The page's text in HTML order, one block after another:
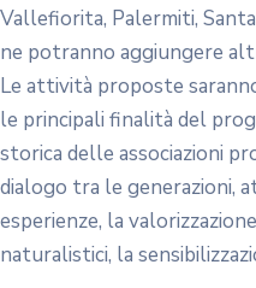
Vallefiorita, Palermiti,
ne potranno aggiungere
Le attività proposte
le principali finalità del
storica delle associazioni
dialogo tra le generazioni,
esperienze, la
naturalistici, la